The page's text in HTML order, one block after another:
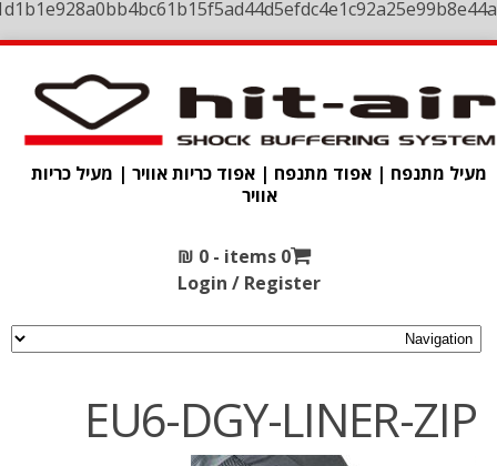
מעיל מתנפח | אפוד מתנפח | אפוד כריות אוויר | מעיל כריות
אוויר
0 items -
₪ 0
Login / Register
EU6-DGY-LINER-ZIP